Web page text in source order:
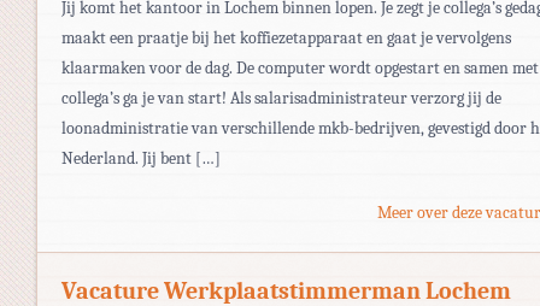
Jij komt het kantoor in Lochem binnen lopen. Je zegt je collega’s
maakt een praatje bij het koffiezetapparaat en gaat je vervolgens
klaarmaken voor de dag. De computer wordt opgestart en samen
collega’s ga je van start! Als salarisadministrateur verzorg jij de
loonadministratie van verschillende mkb-bedrijven, gevestigd door
Nederland. Jij bent […]
Meer over deze
Vacature Werkplaatstimmerman Lochem